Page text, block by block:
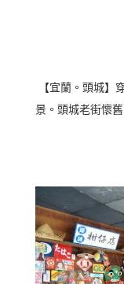
【宜蘭。頭城】
景。頭城老街懷